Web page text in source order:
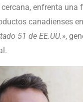
enfrenta
canadienses
51 de EE.UU.»,